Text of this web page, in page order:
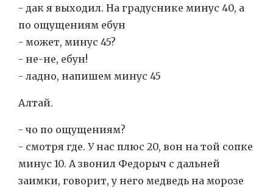
- дак я выходил. На градуснике минус 40, а
по ощущениям ебун
- может, минус 45?
- не-не, ебун!
- ладно, напишем минус 45
Алтай.
- чо по ощущениям?
- смотря где. У нас плюс 20, вон на той сопке
минус 10. А звонил Федорыч с дальней
заимки, говорит, у него медведь на морозе